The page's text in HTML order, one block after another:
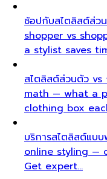
ช้อปกับสไตลิสต์ส่ว
shopper vs
a stylist saves
สไตลิสต์ส่วนตัว vs
math — what a
clothing box
บริการสไตลิสต์แบ
online styling —
Get expert…